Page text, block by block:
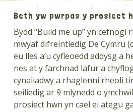
Beth yw pwrpas y prosiect
Bydd “Build me up” yn cefnogi
mwyaf difreintiedig De Cymru
eu lles a’u cyfleoedd addysg a
nes at y farchnad lafur a
cynaliadwy a rhaglenni rheoli
seiliedig ar 9 mlynedd o
prosiect hwn yn cael ei ategu